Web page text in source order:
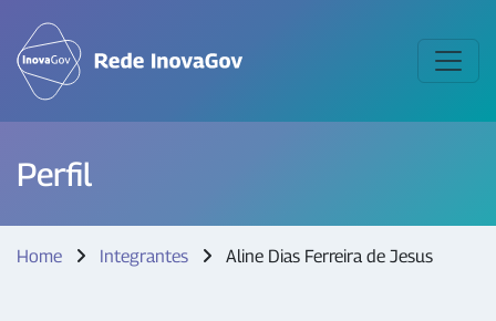
Perfil
Home Integrantes Aline Dias Ferreira de Jesus